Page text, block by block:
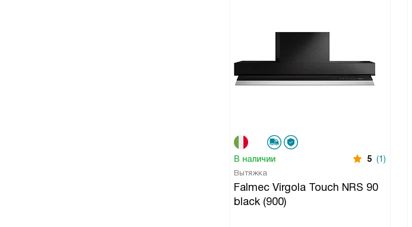
В наличии 5 (1)
Вытяжка
Falmec Virgola Touch NRS 90
black (900)